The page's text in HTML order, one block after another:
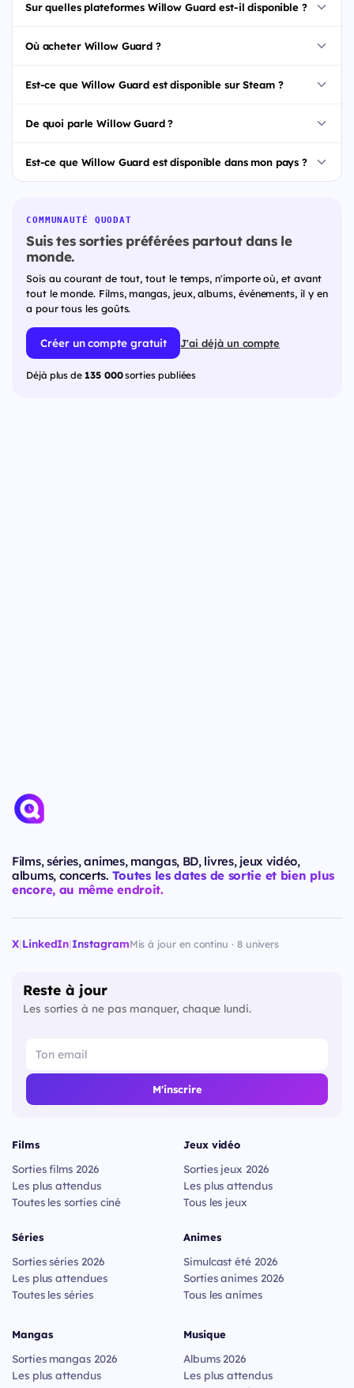
Sur quelles plateformes Willow Guard est-il disponible ?
Où acheter Willow Guard ?
Est-ce que Willow Guard est disponible sur Steam ?
De quoi parle Willow Guard ?
Est-ce que Willow Guard est disponible dans mon pays ?
COMMUNAUTÉ QUODAT
Suis tes sorties préférées partout dans le
monde.
Sois au courant de tout, tout le temps, n'importe où, et avant
tout le monde. Films, mangas, jeux, albums, événements, il y en
a pour tous les goûts.
Créer un compte gratuit J'ai déjà un compte
Déjà plus de 135 000sorties publiées
Films, séries, animes, mangas, BD, livres, jeux vidéo,
albums, concerts. Toutes les dates de sortie et bien plus
encore, au même endroit.
X|LinkedIn|InstagramMis à jour en continu · 8 univers
Reste à jour
Les sorties à ne pas manquer, chaque lundi.
M'inscrire
Films
Sorties films 2026
Les plus attendus
Toutes les sorties ciné
Séries
Sorties séries 2026
Les plus attendues
Toutes les séries
Jeux vidéo
Sorties jeux 2026
Les plus attendus
Tous les jeux
Animes
Simulcast été 2026
Sorties animes 2026
Tous les animes
Mangas
Sorties mangas 2026
Les plus attendus
Musique
Albums 2026
Les plus attendus